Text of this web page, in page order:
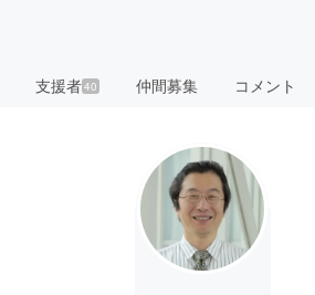
支援者40 仲間募集 コメント